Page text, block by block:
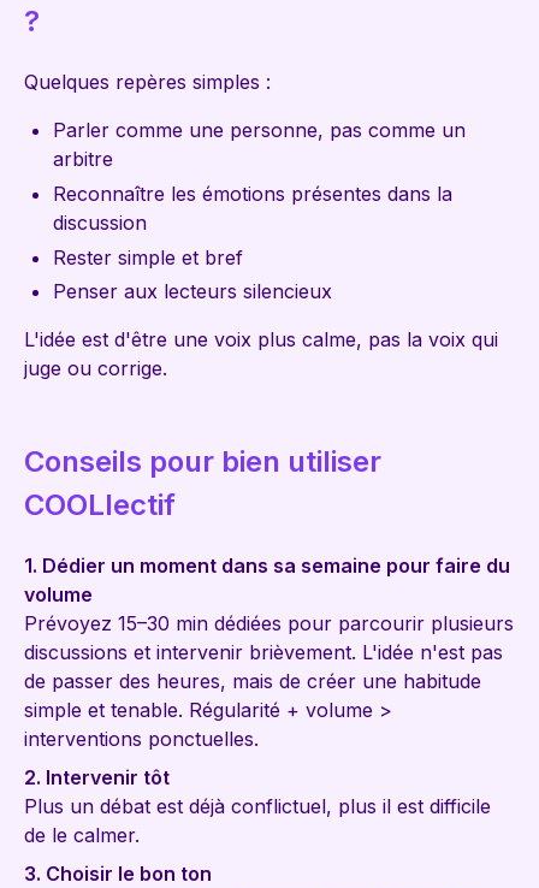
?
Quelques repères simples :
Parler comme une personne, pas comme un
arbitre
Reconnaître les émotions présentes dans la
discussion
Rester simple et bref
Penser aux lecteurs silencieux
L'idée est d'être une voix plus calme, pas la voix qui
juge ou corrige.
Conseils pour bien utiliser
COOLlectif
1. Dédier un moment dans sa semaine pour faire du
volume
Prévoyez 15–30 min dédiées pour parcourir plusieurs
discussions et intervenir brièvement. L'idée n'est pas
de passer des heures, mais de créer une habitude
simple et tenable. Régularité + volume >
interventions ponctuelles.
2. Intervenir tôt
Plus un débat est déjà conflictuel, plus il est difficile
de le calmer.
3. Choisir le bon ton